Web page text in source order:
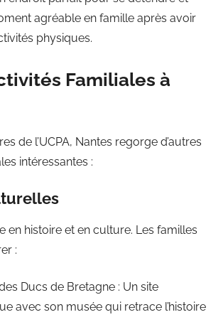
agréable en famille après avoir
physiques.
Familiales à
de l’UCPA, Nantes regorge d’autres
intéressantes :
en histoire et en culture. Les familles
:
Ducs de Bretagne : Un site
avec son musée qui retrace l’histoire